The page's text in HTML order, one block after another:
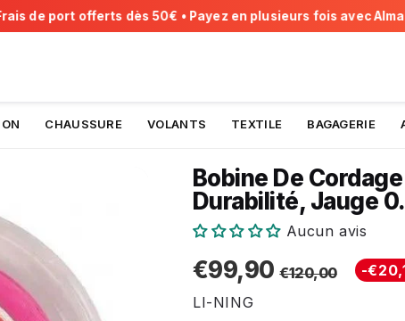
CHAUSSURE VOLANTS TEXTILE BAGAGERIE
Bobine De
Durabilité, Jauge
Aucun avis
€99,90 €120,00Prix
Prix
réduit
Unit
-
LI-NING
de port offerts dès 50€ • Payez en plusieurs fois avec Alma ou